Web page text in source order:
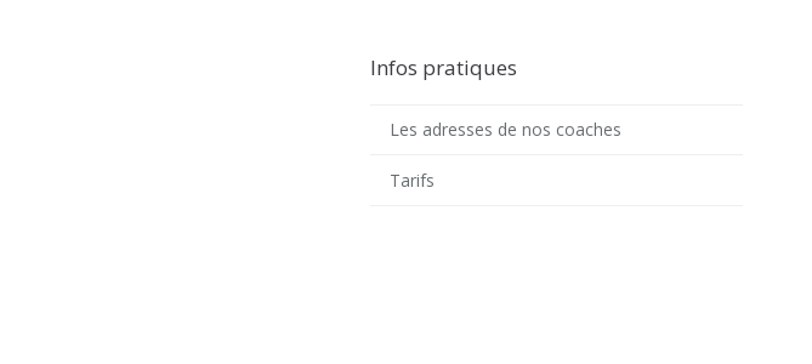
Infos pratiques
Les adresses de nos coaches
Tarifs